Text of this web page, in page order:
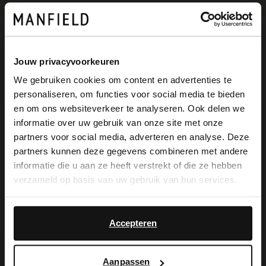
Jouw privacyvoorkeuren
We gebruiken cookies om content en advertenties te
personaliseren, om functies voor social media te bieden
en om ons websiteverkeer te analyseren. Ook delen we
informatie over uw gebruik van onze site met onze
partners voor social media, adverteren en analyse. Deze
partners kunnen deze gegevens combineren met andere
informatie die u aan ze heeft verstrekt of die ze hebben
verzameld op basis van uw gebruik van hun services.
Accepteren
Aanpassen
Blauwe leren sneakers van No Stress. De
sneakers hebben een zool van 4 cm, witte
strepen en een memory foam voetbed.
We adviseren als verzorging de Natural
Trendspray of de Collonil Carbon Pro.
Alles over dit product
×
View this website in English?
It looks like your language isn't Dutch. Would
you like to switch to English?
English